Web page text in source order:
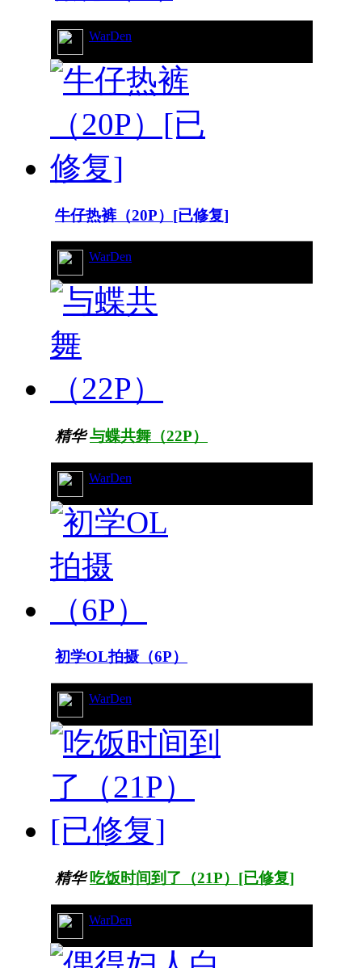
WarDen
牛仔热裤（20P）[已修复]
WarDen
精华 与蝶共舞（22P）
WarDen
初学OL拍摄（6P）
WarDen
精华 吃饭时间到了（21P）[已修复]
WarDen